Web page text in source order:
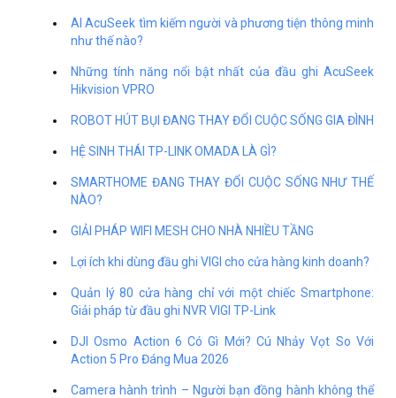
AI AcuSeek tìm kiếm người và phương tiện thông minh
như thế nào?
Những tính năng nổi bật nhất của đầu ghi AcuSeek
Hikvision VPRO
ROBOT HÚT BỤI ĐANG THAY ĐỔI CUỘC SỐNG GIA ĐÌNH
HỆ SINH THÁI TP-LINK OMADA LÀ GÌ?
SMARTHOME ĐANG THAY ĐỔI CUỘC SỐNG NHƯ THẾ
NÀO?
GIẢI PHÁP WIFI MESH CHO NHÀ NHIỀU TẦNG
Lợi ích khi dùng đầu ghi VIGI cho cửa hàng kinh doanh?
Quản lý 80 cửa hàng chỉ với một chiếc Smartphone:
Giải pháp từ đầu ghi NVR VIGI TP-Link
DJI Osmo Action 6 Có Gì Mới? Cú Nhảy Vọt So Với
Action 5 Pro Đáng Mua 2026
Camera hành trình – Người bạn đồng hành không thể